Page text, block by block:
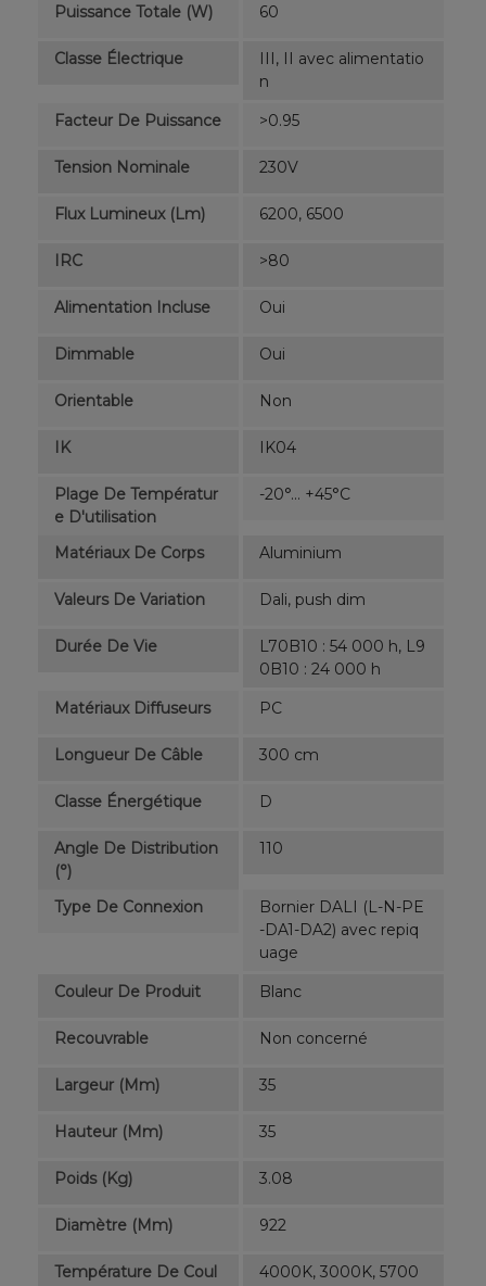
Puissance Totale (W) 60
Classe Électrique
III, II avec alimentatio
n
Facteur De Puissance
>0.95
Tension Nominale 230V
Flux Lumineux (lm) 6200, 6500
IRC >80
Alimentation Incluse Oui
Dimmable Oui
Orientable Non
IK IK04
Plage De Températur
E D'utilisation
-20°... +45°C
Matériaux De Corps Aluminium
Valeurs De Variation Dali, push dim
Durée De Vie
L70B10 : 54 000 h, L9
0B10 : 24 000 h
Matériaux Diffuseurs
PC
Longueur De Câble 300 cm
Classe Énergétique D
Angle De Distribution
(°)
110
Type De Connexion
Bornier DALI (L-N-PE
-DA1-DA2) avec repiq
uage
Couleur De Produit
Blanc
Recouvrable Non concerné
Largeur (mm) 35
Hauteur (mm) 35
Poids (kg) 3.08
Diamètre (mm) 922
Température De Coul
4000K, 3000K, 5700